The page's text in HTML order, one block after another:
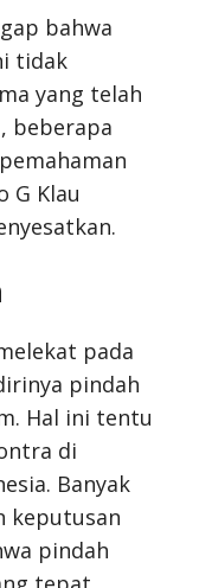
bahwa
tidak
yang telah
beberapa
G Klau
pada
pindah
Hal ini tentu
di
Banyak
keputusan
pindah